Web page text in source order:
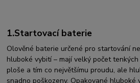
1.Startovací baterie
Olověné baterie určené pro startování
hluboké vybití – mají velký počet
ploše a tím co největšímu proudu, ale
snadno poškozeny. Opakované hluboké